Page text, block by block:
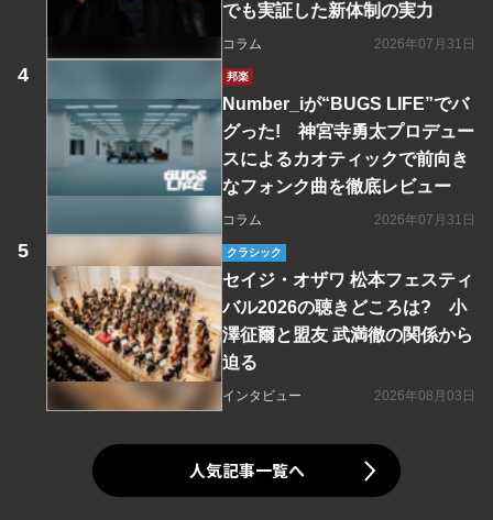
でも実証した新体制の実力
コラム 2026年07月31日
邦楽
Number_iが“BUGS LIFE”でバ
グった! 神宮寺勇太プロデュー
スによるカオティックで前向き
なフォンク曲を徹底レビュー
コラム 2026年07月31日
クラシック
セイジ・オザワ 松本フェスティ
バル2026の聴きどころは? 小
澤征爾と盟友 武満徹の関係から
迫る
インタビュー 2026年08月03日
人気記事一覧へ